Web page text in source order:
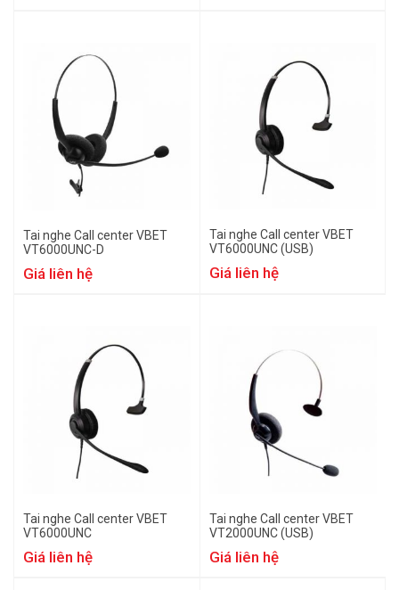
Tai nghe Call center VBET
VT6000UNC-D
Giá liên hệ
Tai nghe Call center VBET
VT6000UNC (USB)
Giá liên hệ
Tai nghe Call center VBET
VT6000UNC
Giá liên hệ
Tai nghe Call center VBET
VT2000UNC (USB)
Giá liên hệ